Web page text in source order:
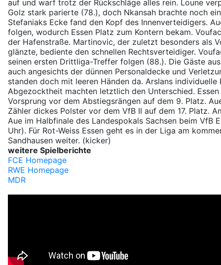
auf und warf trotz der Rückschläge alles rein. Loune
Golz stark parierte (78.), doch Nkansah brachte noch
Stefaniaks Ecke fand den Kopf des Innenverteidigers.
folgen, wodurch Essen Platz zum Kontern bekam.
der Hafenstraße. Martinovic, der zuletzt besonders als
glänzte, bediente den schnellen Rechtsverteidiger.
seinen ersten Drittliga-Treffer folgen (88.). Die Gäste
auch angesichts der dünnen Personaldecke und
standen doch mit leeren Händen da. Arslans individuelle
Abgezocktheit machten letztlich den Unterschied.
Vorsprung vor dem Abstiegsrängen auf dem 9. Platz.
Zähler dickes Polster vor dem VfB II auf dem 17. Platz.
Aue im Halbfinale des Landespokals Sachsen beim VfB
Uhr). Für Rot-Weiss Essen geht es in der Liga am
Sandhausen weiter. (kicker)
weitere Spielberichte
FCE Homepage
RWE Homepage
MDR